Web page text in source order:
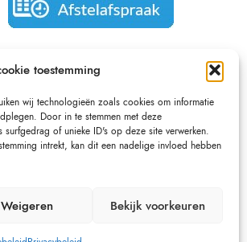
toestemming
wij technologieën zoals cookies om informatie
Door in te stemmen met deze
of unieke ID's op deze site verwerken.
intrekt, kan dit een nadelige invloed hebben
Weigeren Bekijk voorkeuren